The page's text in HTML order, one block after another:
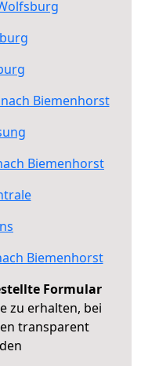
Biemenhorst
Biemenhorst
Biemenhorst
Formular
zu erhalten, bei
transparent